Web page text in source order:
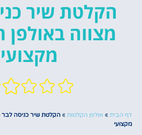
הקלטת שיר
מצווה
מקצועי
דף הבית » אולפן הקלטות » הקלטת שיר כניסה לבר
מקצועי